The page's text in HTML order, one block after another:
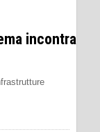
incontra